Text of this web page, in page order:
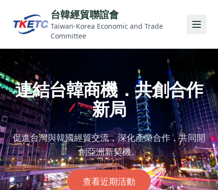
台韓經貿聯誼會
Taiwan-Korea Economic and Trade
Committee
連結台韓商機．共創合作
新局
促進台灣與韓國經貿交流，深化產業合作，共同開
創亞洲新契機。
查看近期活動